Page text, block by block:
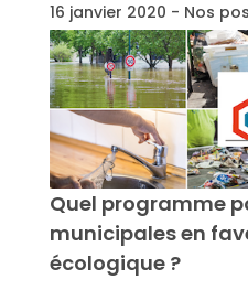
16 janvier 2020 - Nos
Quel programme
municipales en
écologique ?